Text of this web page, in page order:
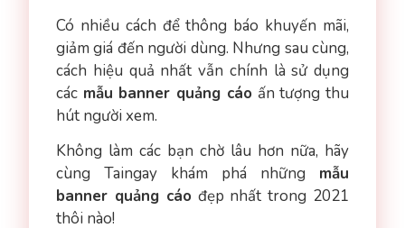
Có nhiều cách để thông báo khuyến mãi,
giảm giá đến người dùng. Nhưng sau cùng,
cách hiệu quả nhất vẫn chính là sử dụng
các mẫu banner quảng cáoấn tượng thu
hút người xem.
Không làm các bạn chờ lâu hơn nữa, hãy
cùng Taingay khám phá những mẫu
banner quảng cáođẹp nhất trong 2021
thôi nào!